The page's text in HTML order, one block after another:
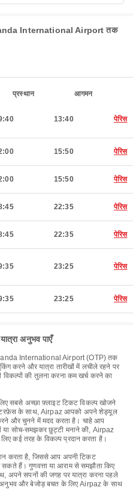
International Airport तक
प्रस्थान आगमन
13:40 पेरिस
15:50 पेरिस
15:50 पेरिस
22:35 पेरिस
22:35 पेरिस
23:25 पेरिस
23:25 पेरिस
अनुभव पाएँ
International Airport (OTP) तक
करने और यात्रा तारीखों में लचीले रहने पर
की तुलना करना कम खर्च करने का
सबसे अच्छा फ़्लाइट टिकट विकल्प खोजने
इंटरफ़ेस के साथ, Airpaz आपको अपने शेड्यूल
और चुनने में मदद करता है। चाहे आप
या सोच-समझकर छुट्टी मनाने की, Airpaz
कई तरह के विकल्प प्रदान करता है।
करता है, जिससे आप अपनी टिकट
हैं। गुणवत्ता या आराम से समझौता किए
अपने सपनों की जगह पर यात्रा करना पहले
अनुभव और बेजोड़ बचत के लिए Airpaz के साथ